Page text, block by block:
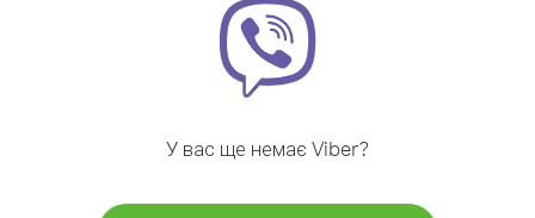
У вас ще немає Viber?